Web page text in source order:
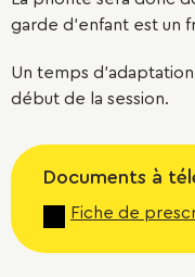
garde d’enfant est un
Un temps
début de la session.
Documents à
Fiche de